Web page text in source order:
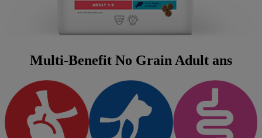
Multi-Benefit No Grain Adult ans